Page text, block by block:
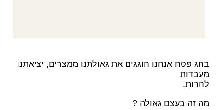
בחג פסח אנחנו חוגגים את גאולתנו ממצרים, יציאתנו
מעבדות
לחרות.
מה זה בעצם גאולה ?